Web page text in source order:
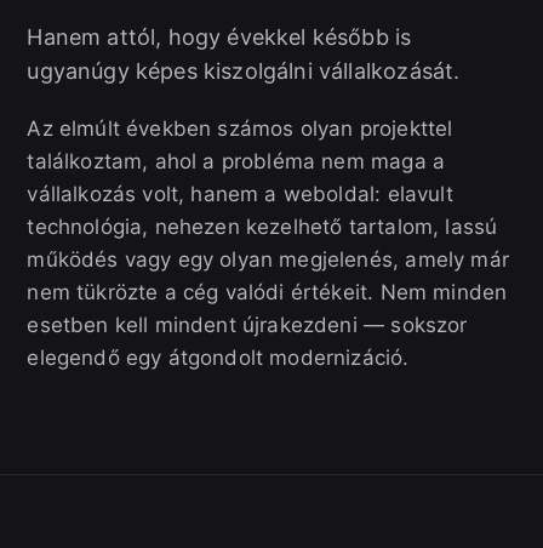
Hanem attól, hogy évekkel később is
ugyanúgy képes kiszolgálni vállalkozását.
Az elmúlt években számos olyan projekttel
találkoztam, ahol a probléma nem maga a
vállalkozás volt, hanem a weboldal: elavult
technológia, nehezen kezelhető tartalom, lassú
működés vagy egy olyan megjelenés, amely már
nem tükrözte a cég valódi értékeit. Nem minden
esetben kell mindent újrakezdeni — sokszor
elegendő egy átgondolt modernizáció.